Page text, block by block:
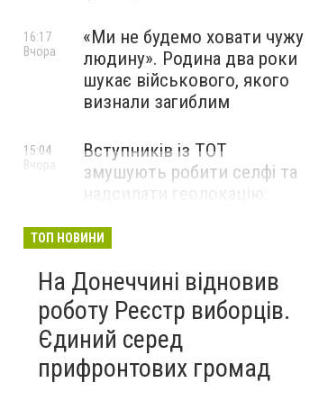
«Ми не будемо ховати чужу
людину». Родина два роки
шукає військового, якого
визнали загиблим
16:17
Вчора
Вступників із ТОТ
змушують робити селфі та
до МОН
15:04
Вчора
ТОП НОВИНИ
На Донеччині відновив
роботу Реєстр виборців.
Єдиний серед
прифронтових громад